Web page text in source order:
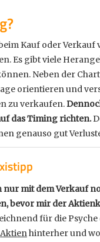
Kauf oder Verkauf
Es gibt viele
Neben der
orientieren und
zu verkaufen.
das Timing richten.
genauso gut
nur mit dem Verkauf
bevor mir der
für die
Aktienhinterher und